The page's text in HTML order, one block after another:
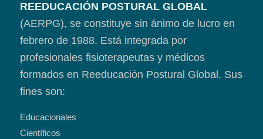
REEDUCACIÓN POSTURAL GLOBAL
(AERPG), se constituye sin ánimo de lucro en
febrero de 1988. Está integrada por
profesionales fisioterapeutas y médicos
formados en Reeducación Postural Global. Sus
fines son:
Educacionales
Científicos